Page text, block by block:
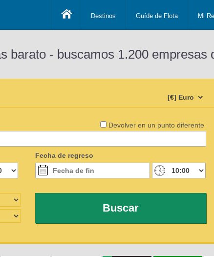
Destinos Guíde de Flota Mi
barato - buscamos 1.200 empresas
Devolver en un punto diferente
Fecha de regreso
Buscar